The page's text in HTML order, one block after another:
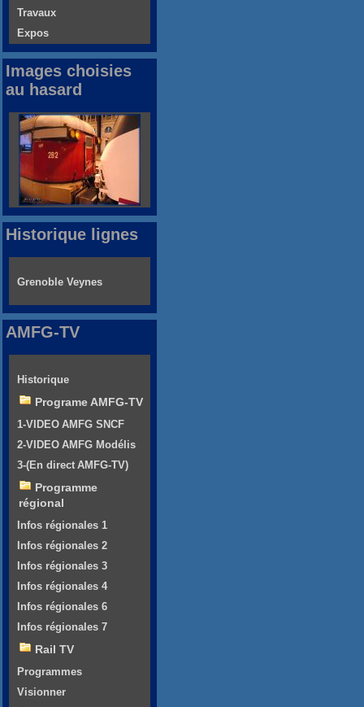
Travaux
Expos
Images choisies
au hasard
Historique lignes
Grenoble Veynes
AMFG-TV
Historique
Programe AMFG-TV
1-VIDEO AMFG SNCF
2-VIDEO AMFG Modélis
3-(En direct AMFG-TV)
Programme
régional
Infos régionales 1
Infos régionales 2
Infos régionales 3
Infos régionales 4
Infos régionales 6
Infos régionales 7
Rail TV
Programmes
Visionner